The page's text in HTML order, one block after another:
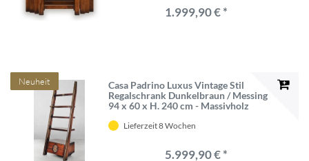
1.999,90 € *
Neuheit
Casa Padrino Luxus Vintage Stil
Regalschrank Dunkelbraun / Messing
94 x 60 x H. 240 cm - Massivholz
Schrank - Büro Schrank - Büro
Lieferzeit 8 Wochen
5.999,90 € *